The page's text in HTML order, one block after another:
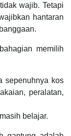
wajib. Tetapi
hantaran
memilih
sepenuhnya kos
peralatan,
belajar.